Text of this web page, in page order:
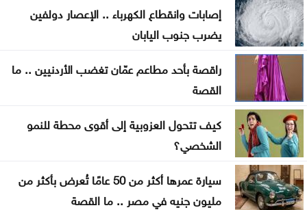
عراقجي: اتفاق وشيك مع عُمان لفتح مسار ملاحي جديد
عبر هرمز
العراق يناقش مع إيران ترتيبات تصدير النفط
ماذا يحدث لدماغك عند تناول الفول السوداني يوميًا؟
كيف يخدعنا الذكاء الاصطناعي بمخرجات مصقولة بلا
جوهر
إصابات وانقطاع الكهرباء .. الإعصار دولفين
يضرب جنوب اليابان
راقصة بأحد مطاعم عمّان تغضب الأردنيين .. ما
القصة
كيف تتحول العزوبية إلى أقوى محطة للنمو
الشخصي؟
سيارة عمرها أكثر من 50 عامًا تُعرض بأكثر من
مليون جنيه في مصر .. ما القصة